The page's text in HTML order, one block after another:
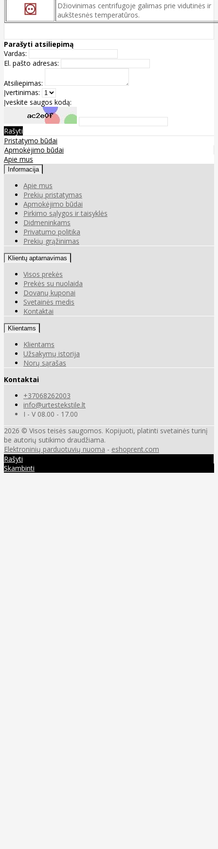
Džiovinimas centrifugoje galimas prie vidutinės ir
aukštesnės temperatūros.
Parašyti atsiliepimą
Vardas:
El. pašto adresas:
Atsiliepimas:
Įvertinimas:
Įveskite saugos kodą:
Rašyti
Pristatymo būdai
Apmokėjimo būdai
Apie mus
Informacija
Apie mus
Prekių pristatymas
Apmokėjimo būdai
Pirkimo sąlygos ir taisyklės
Didmeninkams
Privatumo politika
Prekių grąžinimas
Klientų aptarnavimas
Visos prekės
Prekės su nuolaida
Dovanų kuponai
Svetainės medis
Kontaktai
Klientams
Klientams
Užsakymų istorija
Norų sąrašas
Kontaktai
+37068262003
info@urtestekstile.lt
I - V 08.00 - 17.00
2026 © Visos teisės saugomos. Kopijuoti, platinti svetainės turinį
be autorių sutikimo draudžiama.
Elektroninių parduotuvių nuoma - eshoprent.com
Rašyti
Skambinti